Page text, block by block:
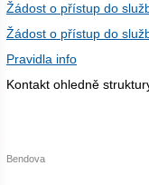
Žádost o přístup do
Žádost o přístup do
Pravidla info
Kontakt ohledně
Bendova